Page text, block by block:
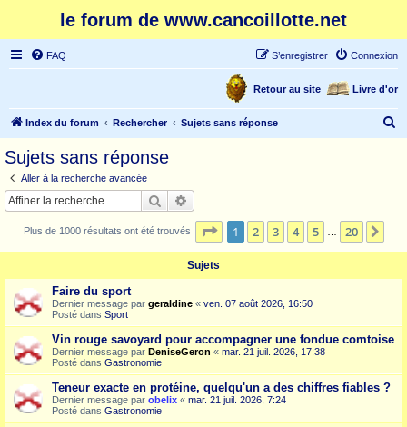
le forum de www.cancoillotte.net
FAQ Connexion
S’enregistrer
Livre d'or
Retour au site
Index du forum Rechercher Sujets sans réponse
c
Sujets sans réponse
Aller à la recherche avancée
Rechercher
Plus de 1000 résultats ont été trouvés Page 1sur20
1 2 3 4 5 20
Sujets
Faire du sport
Dernier message par geraldine « ven. 07 août 2026, 16:50
Posté dans Sport
Vin rouge savoyard pour accompagner une fondue comtoise
Dernier message par DeniseGeron « mar. 21 juil. 2026, 17:38
Posté dans Gastronomie
Teneur exacte en protéine, quelqu'un a des chiffres fiables ?
Dernier message par obelix « mar. 21 juil. 2026, 7:24
Posté dans Gastronomie